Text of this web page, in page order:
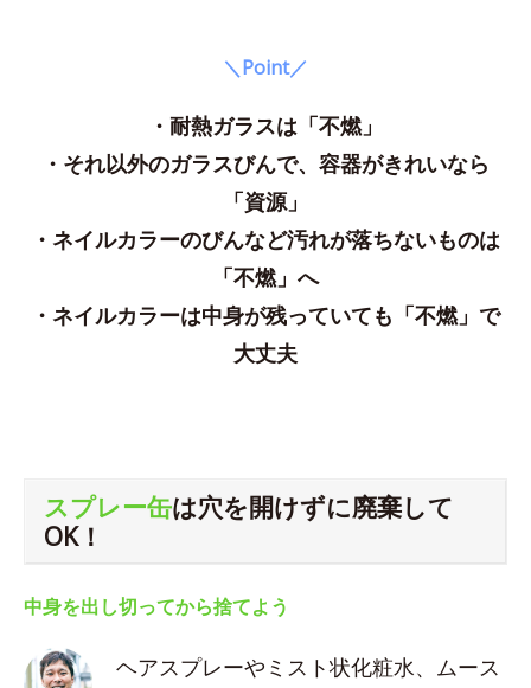
＼Point／
・耐熱ガラスは「不燃」
・それ以外のガラスびんで、容器がきれいなら
「資源」
・ネイルカラーのびんなど汚れが落ちないものは
「不燃」へ
・ネイルカラーは中身が残っていても「不燃」で
大丈夫
スプレー缶は穴を開けずに廃棄して
OK！
中身を出し切ってから捨てよう
ヘアスプレーやミスト状化粧水、ムース